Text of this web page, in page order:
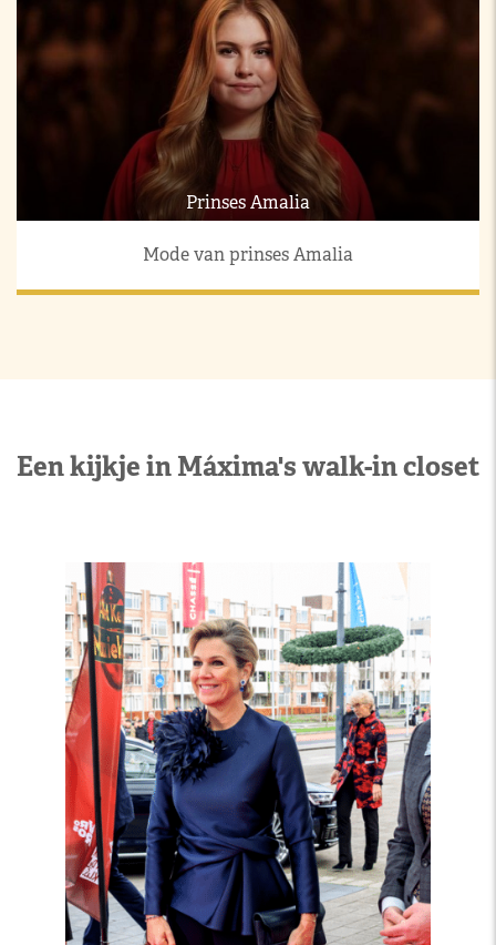
Prinses Amalia
Mode van prinses Amalia
Een kijkje in Máxima's walk-in closet